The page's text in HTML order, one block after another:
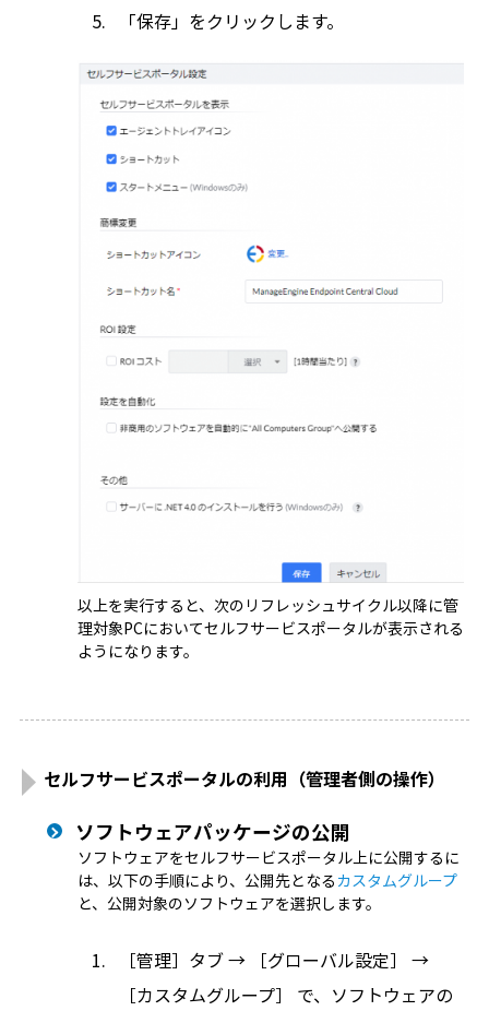
「保存」をクリックします。
以上を実行すると、次のリフレッシュサイクル以降に管
理対象PCにおいてセルフサービスポータルが表示される
ようになります。
セルフサービスポータルの利用（管理者側の操作）
ソフトウェアパッケージの公開
ソフトウェアをセルフサービスポータル上に公開するに
は、以下の手順により、公開先となる カスタムグループ
と、公開対象のソフトウェアを選択します。
［管理］タブ → ［グローバル設定］ →
［カスタムグループ］ で、ソフトウェアの